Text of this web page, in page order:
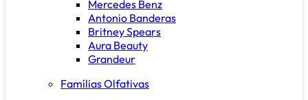
Mercedes Benz
Antonio Banderas
Britney Spears
Aura Beauty
Grandeur
Famílias Olfativas